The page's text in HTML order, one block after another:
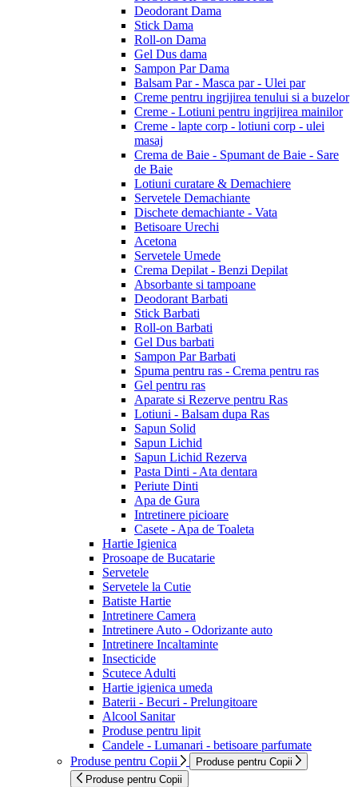
Deodorant Dama
Stick Dama
Roll-on Dama
Gel Dus dama
Sampon Par Dama
Balsam Par - Masca par - Ulei par
Creme pentru ingrijirea tenului si a buzelor
Creme - Lotiuni pentru ingrijirea mainilor
Creme - lapte corp - lotiuni corp - ulei
masaj
Crema de Baie - Spumant de Baie - Sare
de Baie
Lotiuni curatare & Demachiere
Servetele Demachiante
Dischete demachiante - Vata
Betisoare Urechi
Acetona
Servetele Umede
Crema Depilat - Benzi Depilat
Absorbante si tampoane
Deodorant Barbati
Stick Barbati
Roll-on Barbati
Gel Dus barbati
Sampon Par Barbati
Spuma pentru ras - Crema pentru ras
Gel pentru ras
Aparate si Rezerve pentru Ras
Lotiuni - Balsam dupa Ras
Sapun Solid
Sapun Lichid
Sapun Lichid Rezerva
Pasta Dinti - Ata dentara
Periute Dinti
Apa de Gura
Intretinere picioare
Casete - Apa de Toaleta
Hartie Igienica
Prosoape de Bucatarie
Servetele
Servetele la Cutie
Batiste Hartie
Intretinere Camera
Intretinere Auto - Odorizante auto
Intretinere Incaltaminte
Insecticide
Scutece Adulti
Hartie igienica umeda
Baterii - Becuri - Prelungitoare
Alcool Sanitar
Produse pentru lipit
Candele - Lumanari - betisoare parfumate
Produse pentru Copii
Produse pentru Copii
Produse pentru Copii